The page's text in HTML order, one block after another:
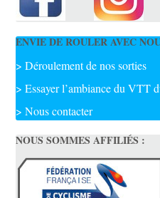
ENVIE DE ROULER AVEC
> Déroulement de nos sorties
> Essayer l’ambiance du VTT
> Nous contacter
NOUS SOMMES AFFILIÉS :